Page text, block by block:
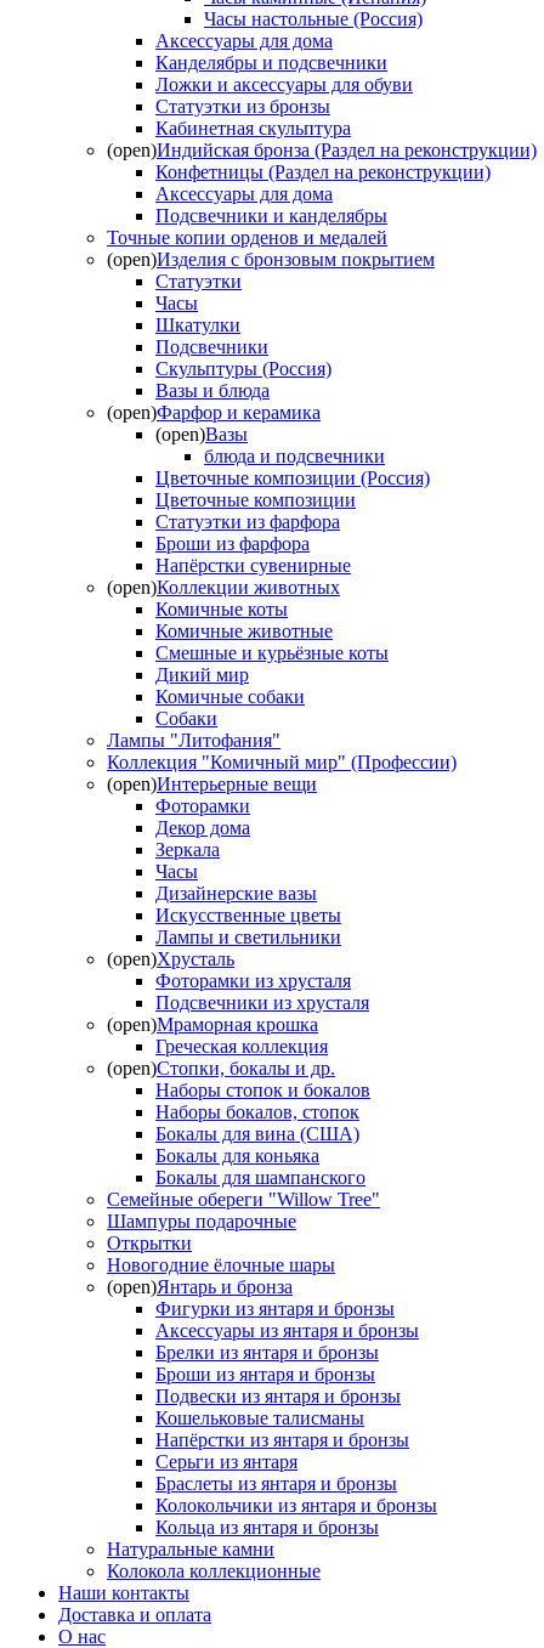
Часы настольные (Россия)
Аксессуары для дома
Канделябры и подсвечники
Ложки и аксессуары для обуви
Статуэтки из бронзы
Кабинетная скульптура
(open)Индийская бронза (Раздел на реконструкции)
Конфетницы (Раздел на реконструкции)
Аксессуары для дома
Подсвечники и канделябры
Точные копии орденов и медалей
(open)Изделия с бронзовым покрытием
Статуэтки
Часы
Шкатулки
Подсвечники
Скульптуры (Россия)
Вазы и блюда
(open)Фарфор и керамика
(open)Вазы
блюда и подсвечники
Цветочные композиции (Россия)
Цветочные композиции
Статуэтки из фарфора
Броши из фарфора
Напёрстки сувенирные
(open)Коллекции животных
Комичные коты
Комичные животные
Смешные и курьёзные коты
Дикий мир
Комичные собаки
Собаки
Лампы "Литофания"
Коллекция "Комичный мир" (Профессии)
(open)Интерьерные вещи
Фоторамки
Декор дома
Зеркала
Часы
Дизайнерские вазы
Искусственные цветы
Лампы и светильники
(open)Хрусталь
Фоторамки из хрусталя
Подсвечники из хрусталя
(open)Мраморная крошка
Греческая коллекция
(open)Стопки, бокалы и др.
Наборы стопок и бокалов
Наборы бокалов, стопок
Бокалы для вина (США)
Бокалы для коньяка
Бокалы для шампанского
Семейные обереги "Willow Tree"
Шампуры подарочные
Открытки
Новогодние ёлочные шары
(open)Янтарь и бронза
Фигурки из янтаря и бронзы
Аксессуары из янтаря и бронзы
Брелки из янтаря и бронзы
Броши из янтаря и бронзы
Подвески из янтаря и бронзы
Кошельковые талисманы
Напёрстки из янтаря и бронзы
Серьги из янтаря
Браслеты из янтаря и бронзы
Колокольчики из янтаря и бронзы
Кольца из янтаря и бронзы
Натуральные камни
Колокола коллекционные
Наши контакты
Доставка и оплата
О нас